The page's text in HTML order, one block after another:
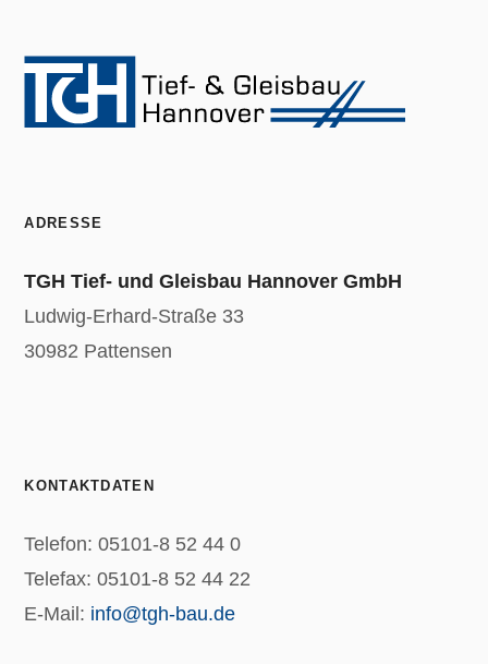
ADRESSE
TGH Tief- und Gleisbau Hannover GmbH
Ludwig-Erhard-Straße 33
30982 Pattensen
KONTAKTDATEN
Telefon: 05101-8 52 44 0
Telefax: 05101-8 52 44 22
E-Mail: info@tgh-bau.de